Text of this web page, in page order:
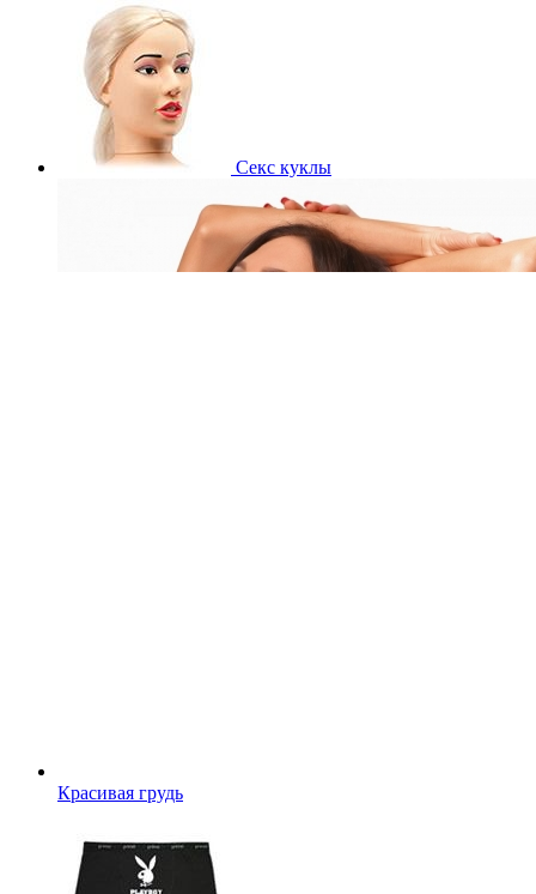
Секс куклы
Красивая грудь